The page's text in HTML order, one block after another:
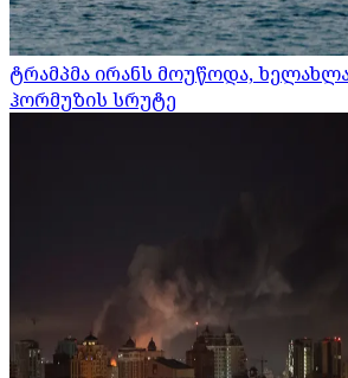
ტრამპმა ირანს მოუწოდა, ხელახლა
ჰორმუზის სრუტე